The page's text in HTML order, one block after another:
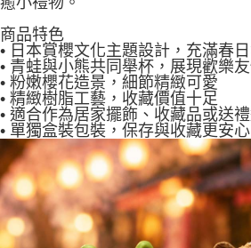
商品特色
• 日本賞櫻文化主題設計，充滿春
• 青蛙與小熊共同舉杯，展現歡樂
• 粉嫩櫻花造景，細節精緻可愛
• 精緻樹脂工藝，收藏價值十足
• 適合作為居家擺飾、收藏品或送
• 單獨盒裝包裝，保存與收藏更安心